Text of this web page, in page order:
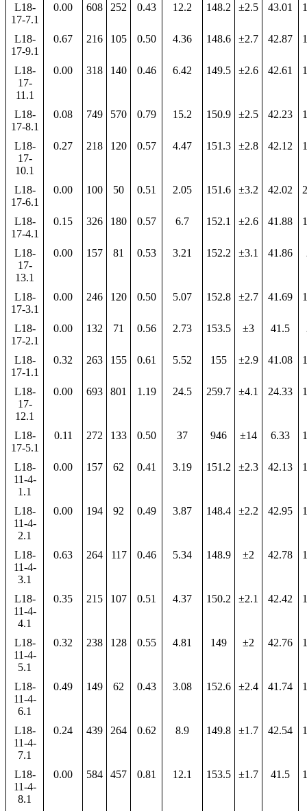
L18-
17-7.1
0.00 608 252 0.43 12.2 148.2 ±2.5 43.01
L18-
17-9.1
0.67 216 105 0.50 4.36 148.6 ±2.7 42.87
L18-
17-
11.1
0.00 318 140 0.46 6.42 149.5 ±2.6 42.61
L18-
17-8.1
0.08 749 570 0.79 15.2 150.9 ±2.5 42.23
L18-
17-
10.1
0.27 218 120 0.57 4.47 151.3 ±2.8 42.12
L18-
17-6.1
0.00 100 50 0.51 2.05 151.6 ±3.2 42.02
L18-
17-4.1
0.15 326 180 0.57 6.7 152.1 ±2.6 41.88
L18-
17-
13.1
0.00 157 81 0.53 3.21 152.2 ±3.1 41.86
L18-
17-3.1
0.00 246 120 0.50 5.07 152.8 ±2.7 41.69
L18-
17-2.1
0.00 132 71 0.56 2.73 153.5 ±3 41.5
L18-
17-1.1
0.32 263 155 0.61 5.52 155 ±2.9 41.08
L18-
17-
12.1
0.00 693 801 1.19 24.5 259.7 ±4.1 24.33
L18-
17-5.1
0.11 272 133 0.50 37 946 ±14 6.33
L18-
11-4-
1.1
0.00 157 62 0.41 3.19 151.2 ±2.3 42.13
L18-
11-4-
2.1
0.00 194 92 0.49 3.87 148.4 ±2.2 42.95
L18-
11-4-
3.1
0.63 264 117 0.46 5.34 148.9 ±2 42.78
L18-
11-4-
4.1
0.35 215 107 0.51 4.37 150.2 ±2.1 42.42
L18-
11-4-
5.1
0.32 238 128 0.55 4.81 149 ±2 42.76
L18-
11-4-
6.1
0.49 149 62 0.43 3.08 152.6 ±2.4 41.74
L18-
11-4-
7.1
0.24 439 264 0.62 8.9 149.8 ±1.7 42.54
L18-
11-4-
8.1
0.00 584 457 0.81 12.1 153.5 ±1.7 41.5